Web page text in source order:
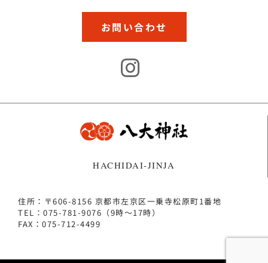
お問い合わせ
HACHIDAI-JINJA
住所：〒606-8156 京都市左京区一乗寺松原町1番地
TEL：075-781-9076（9時～17時）
FAX：075-712-4499